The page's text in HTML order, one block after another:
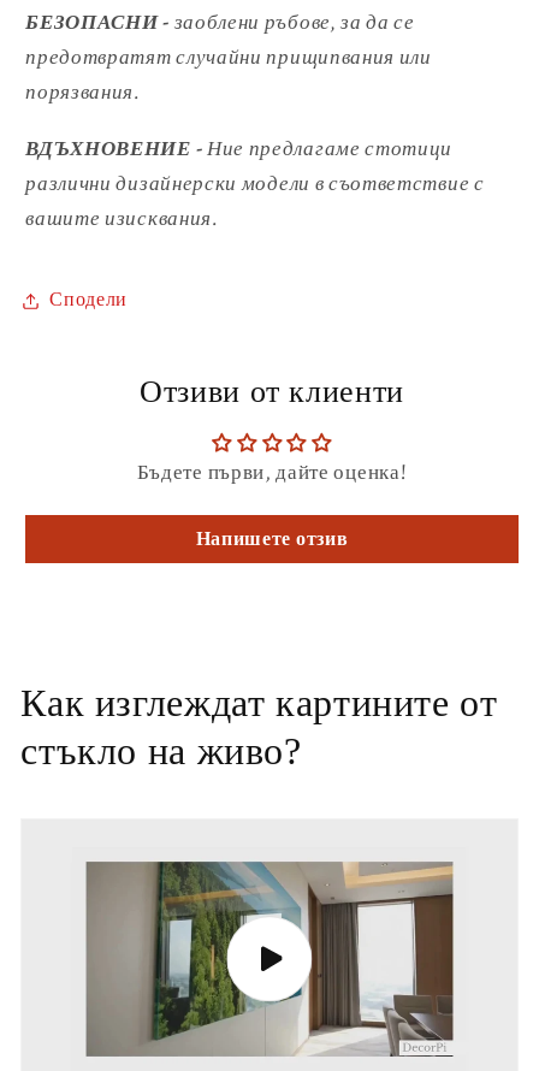
БЕЗОПАСНИ - заоблени ръбове, за да се
предотвратят случайни прищипвания или
порязвания.
ВДЪХНОВЕНИЕ -Ние предлагаме стотици
различни дизайнерски модели в съответствие с
вашите изисквания.
Сподели
Отзиви от клиенти
Бъдете първи, дайте оценка!
Напишете отзив
Как изглеждат картините от
стъкло на живо?